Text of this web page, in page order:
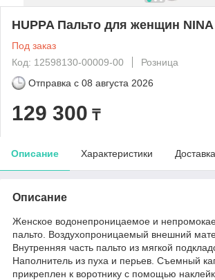
HUPPA Пальто для женщин
Под заказ
Код: 12598130-00009-00
Розница
Отправка с 08 августа 2026
129 300 ₸
Описание Характеристики Доставка
Описание
Женское водонепроницаемое и
пальто. Воздухопроницаемый внешний
Внутренняя часть пальто из мягкой
Наполнитель из пуха и перьев. Съемный
прикреплен к воротнику с помощью